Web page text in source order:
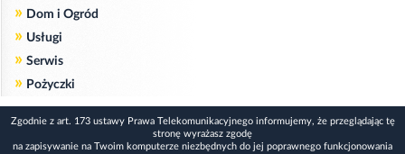
» Dom i Ogród
» Usługi
» Serwis
» Pożyczki
Zgodnie z art. 173 ustawy Prawa Telekomunikacyjnego informujemy, że przeglądając tę
stronę wyrażasz zgodę
na zapisywanie na Twoim komputerze niezbędnych do jej poprawnego funkcjonowania